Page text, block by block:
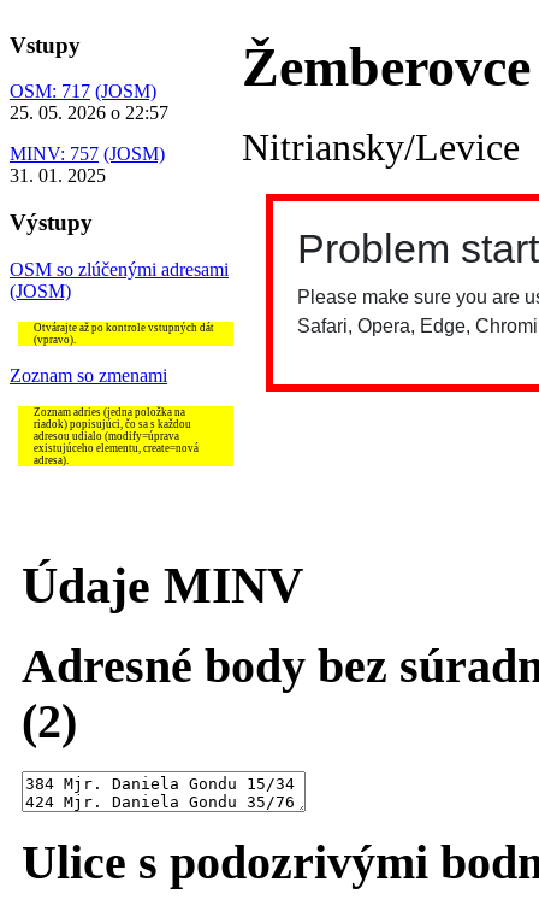
Vstupy
OSM: 717 (JOSM)
25. 05. 2026 o 22:57
MINV: 757 (JOSM)
31. 01. 2025
Výstupy
OSM so zlúčenými adresami
(JOSM)
Otvárajte až po kontrole vstupných dát
(vpravo).
Zoznam so zmenami
Zoznam adries (jedna položka na
riadok) popisujúci, čo sa s každou
adresou udialo (modify=úprava
existujúceho elementu, create=nová
adresa).
Žemberovce
Nitriansky/Levice
Údaje MINV
Adresné body bez
(2)
Ulice s podozrivými